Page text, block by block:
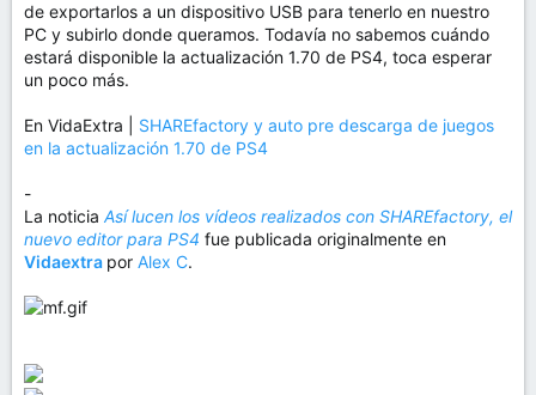
de exportarlos a un dispositivo USB para tenerlo en nuestro
PC y subirlo donde queramos. Todavía no sabemos cuándo
estará disponible la actualización 1.70 de PS4, toca esperar
un poco más.
En VidaExtra | SHAREfactory y auto pre descarga de juegos
en la actualización 1.70 de PS4
-
La noticia Así lucen los vídeos realizados con SHAREfactory, el
nuevo editor para PS4 fue publicada originalmente en
Vidaextra por Alex C.